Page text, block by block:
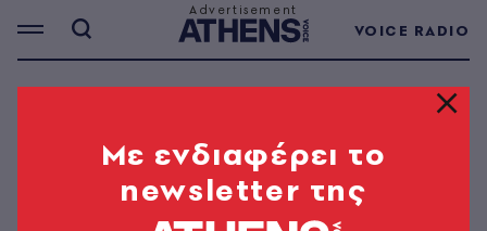
VOICE RADIO
PAPER - 97Mε ενδιαφέρει το
newsletter της